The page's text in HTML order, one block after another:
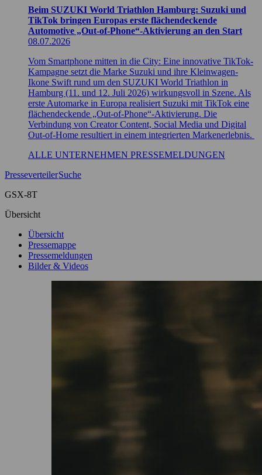
Beim SUZUKI World Triathlon Hamburg: Suzuki und
TikTok bringen Europas erste flächendeckende
Automotive „Out-of-Phone“-Aktivierung an den Start
08.07.2026
Vom Smartphone mitten in die City: Eine innovative TikTok-
Kampagne setzt die Marke Suzuki und ihre Kleinwagen-
Ikone Swift rund um den SUZUKI World Triathlon in
Hamburg (11. und 12. Juli 2026) wirkungsvoll in Szene. Als
erste Automarke in Europa realisiert Suzuki mit TikTok eine
flächendeckende „Out-of-Phone“-Aktivierung. Die
Verbindung von Creator Content, Social Media und Digital
Out-of-Home resultiert in einem integrierten Markenerlebnis.
ALLE UNTERNEHMEN PRESSEMELDUNGEN
PresseverteilerSuche
GSX-8T
Übersicht
Übersicht
Pressemappe
Pressemeldungen
Bilder & Videos